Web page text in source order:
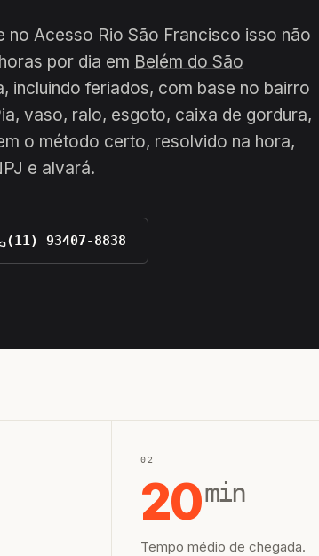
no Acesso Rio São Francisco isso não
por dia em Belém do São
incluindo feriados, com base no bairro
vaso, ralo, esgoto, caixa de gordura,
o método certo, resolvido na hora,
e alvará.
(11) 93407-8838
02
20min
Tempo médio de chegada.